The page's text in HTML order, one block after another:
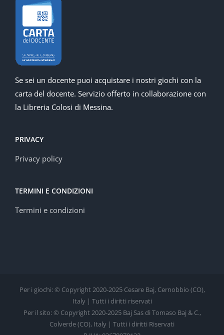
Se sei un docente puoi acquistare i nostri giochi con la
carta del docente. Servizio offerto in collaborazione con
la Libreria Colosi di Messina.
PRIVACY
Privacy policy
TERMINI E CONDIZIONI
Termini e condizioni
Per i giochi: © Copyright 2020-2025 Cesare Baj, Cernobbio (CO),
Italy | Tutti i diritti riservati
Per il sito: © Copyright 2020-2025 Baj Sas di Tomaso Baj & C.,
Colverde (CO), Italy | Tutti i diritti Riservati